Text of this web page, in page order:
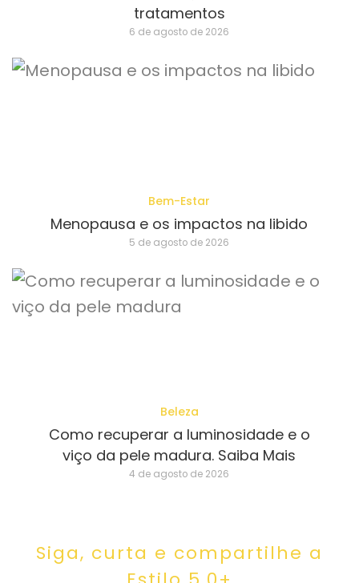
tratamentos
6 de agosto de 2026
Bem-Estar
Menopausa e os impactos na libido
5 de agosto de 2026
Beleza
Como recuperar a luminosidade e o
viço da pele madura. Saiba Mais
4 de agosto de 2026
Siga, curta e compartilhe a